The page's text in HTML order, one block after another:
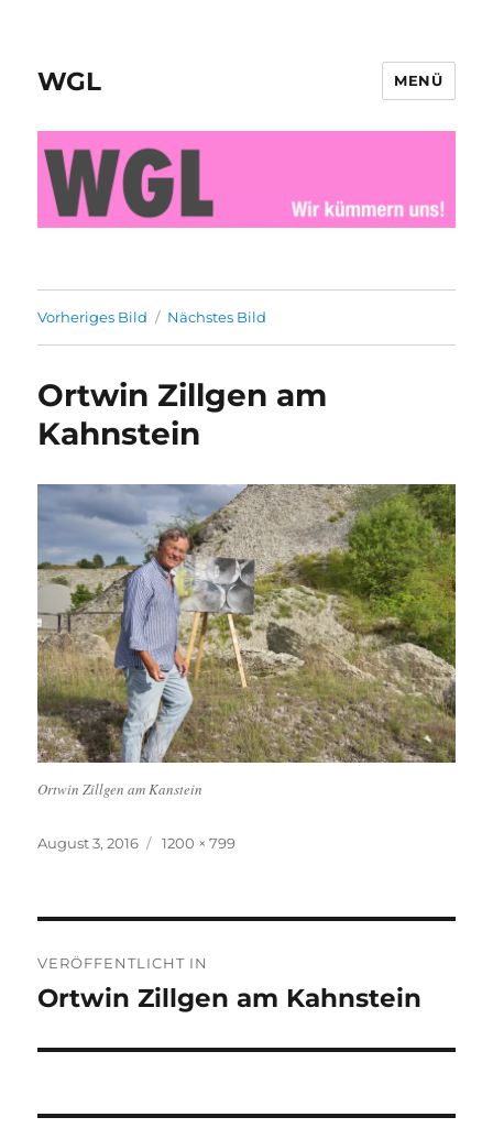
WGL MENÜ
Vorheriges Bild Nächstes Bild
Ortwin Zillgen am
Kahnstein
Ortwin Zillgen am Kanstein
Veröffentlicht
August 3, 2016 Originalgröße
1200 × 799
VERÖFFENTLICHT IN
Ortwin Zillgen am Kahnstein